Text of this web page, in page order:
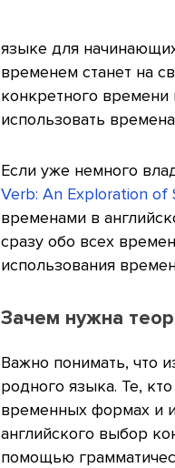
языке для
временем станет на
конкретного времени
использовать
Если уже немного
Verb: An Exploration
временами в
сразу обо всех
использования
Зачем нужна
Важно понимать, что
родного языка. Те,
временных формах и
английского выбор
помощью